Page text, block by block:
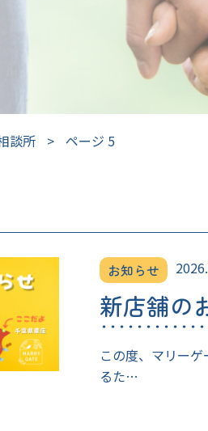
談所 > ページ 5
お知らせ
新店舗の
この度、マリー
るた…